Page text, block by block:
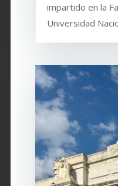
impartido en la
Universidad